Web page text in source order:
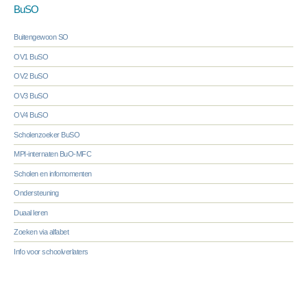
BuSO
Buitengewoon SO
OV1 BuSO
OV2 BuSO
OV3 BuSO
OV4 BuSO
Scholenzoeker BuSO
MPI-internaten BuO-MFC
Scholen en infomomenten
Ondersteuning
Duaal leren
Zoeken via alfabet
Info voor schoolverlaters